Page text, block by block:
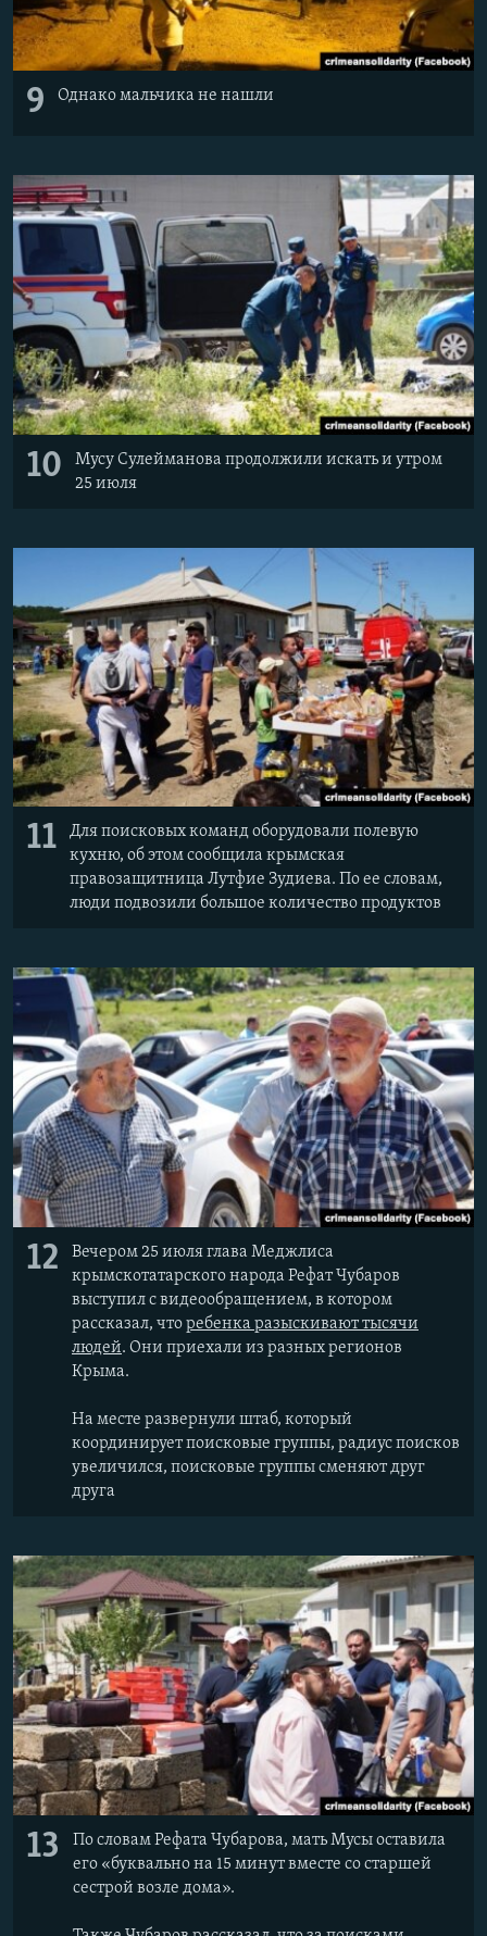
9 Однако мальчика не нашли
10
Мусу Сулейманова продолжили искать и утром
25 июля
11
Для поисковых команд оборудовали полевую
кухню, об этом сообщила крымская
правозащитница Лутфие Зудиева. По ее словам,
люди подвозили большое количество продуктов
12
Вечером 25 июля глава Меджлиса
крымскотатарского народа Рефат Чубаров
выступил с видеообращением, в котором
рассказал, чторебенка разыскивают тысячи
людей. Они приехали из разных регионов
Крыма.
На месте развернули штаб, который
координирует поисковые группы, радиус поисков
увеличился, поисковые группы сменяют друг
друга
13
По словам Рефата Чубарова, мать Мусы оставила
его «буквально на 15 минут вместе со старшей
сестрой возле дома».